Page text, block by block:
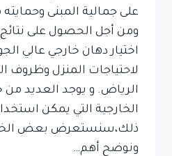
على جمالية المبنى وحمايته
ومن أجل الحصول على
اختيار دهان خارجي عالي
لاحتياجات المنزل وظروف
الرياض. و يوجد العديد من
الخارجية التي يمكن
ذلك،سنستعرض بعض
ونوضح أهم…